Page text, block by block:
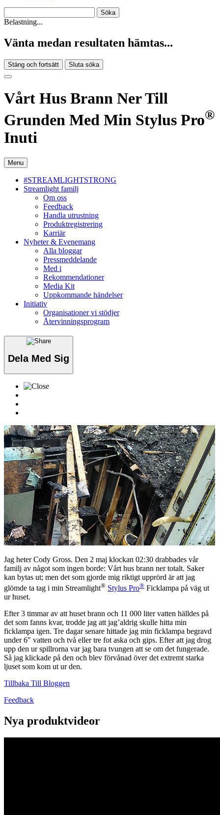
Belastning...
Vänta medan resultaten hämtas...
Stäng och fortsätt Sluta söka
Vårt Hus Brann Ner Till
Grunden Med Min Stylus Pro®
Inuti
Menu
#STREAMLIGHTSTRONG
Streamlight familj
Om oss
Feedback
Handla utrustning
Produktregistrering
Karriär
Nyheter & Evenemang
Alla bloggar
Pressmeddelande
Med i
Rekommendationer
Media Kit
Uppkommande händelser
Initiativ
Organisationer vi stödjer
Återvinningsprogram
Dela Med Sig
Jag heter Cody Gross. Den 2 maj klockan 02:30 drabbades vår
familj av något som ingen borde: Vårt hus brann ner totalt. Saker
kan bytas ut; men det som gjorde mig riktigt upprörd är att jag
glömde ta tag i min Streamlight® Stylus Pro® Ficklampa på väg ut
ur huset.
Efter 3 timmar av att huset brann och 11 000 liter vatten hälldes på
det som fanns kvar, trodde jag att jag’aldrig skulle hitta min
ficklampa igen. Tre dagar senare hittade jag min ficklampa begravd
under 6" vatten och två eller tre fot aska och gips. Efter att jag drog
upp den ur spillrorna var jag bara tvungen att se om det fungerade.
Så jag klickade på den och blev förvånad över det extremt starka
ljuset som kom ut ur den.
Tillbaka Till Bloggen
Feedback
Nya produktvideor